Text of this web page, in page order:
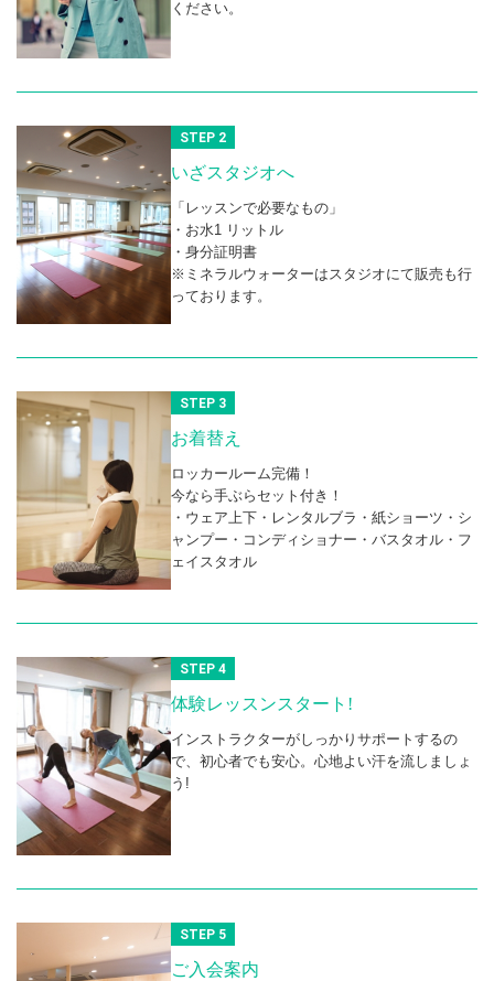
ください。
STEP 2
いざスタジオへ
「レッスンで必要なもの」
・お水1 リットル
・身分証明書
※ミネラルウォーターはスタジオにて販売も行
っております。
STEP 3
お着替え
ロッカールーム完備！
今なら手ぶらセット付き！
・ウェア上下・レンタルブラ・紙ショーツ・シ
ャンプー・コンディショナー・バスタオル・フ
ェイスタオル
STEP 4
体験レッスンスタート!
インストラクターがしっかりサポートするの
で、初心者でも安心。心地よい汗を流しましょ
う!
STEP 5
ご入会案内